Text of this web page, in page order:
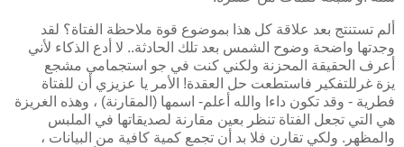
ألم تستنتج بعد علاقة كل هذا بموضوع قوة ملاحظة الفتاة؟ لقد
وجدتها واضحة وضوح الشمس بعد تلك الحادثة.. لا أدع الذكاء لأني
أعرف الحقيقة المحزنة ولكني كنت في جو استجمامي مشجع
للتفكير فاستطعت حل العقدة! الأمر يا عزيزي أن للفتاة غر يزة
فطرية - وقد تكون داءا والله أعلم- اسمها (المقارنة) ، وهذه الغريزة
هي التي تجعل الفتاة تنظر بعين مقارنة لصديقاتها في الملبس
والمظهر. ولكي تقارن فلا بد أن تجمع كمية كافية من البيانات ،